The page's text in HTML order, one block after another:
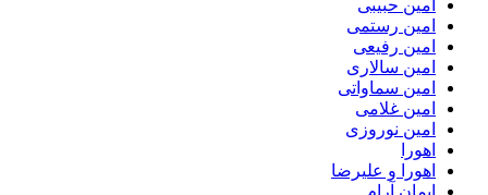
امین حبیبی
امین رستمی
امین رفیعی
امین سالاری
امین سماواتی
امین غلامی
امین نوروزی
اهورا
اهورا و علیرضا
ایمان آرام